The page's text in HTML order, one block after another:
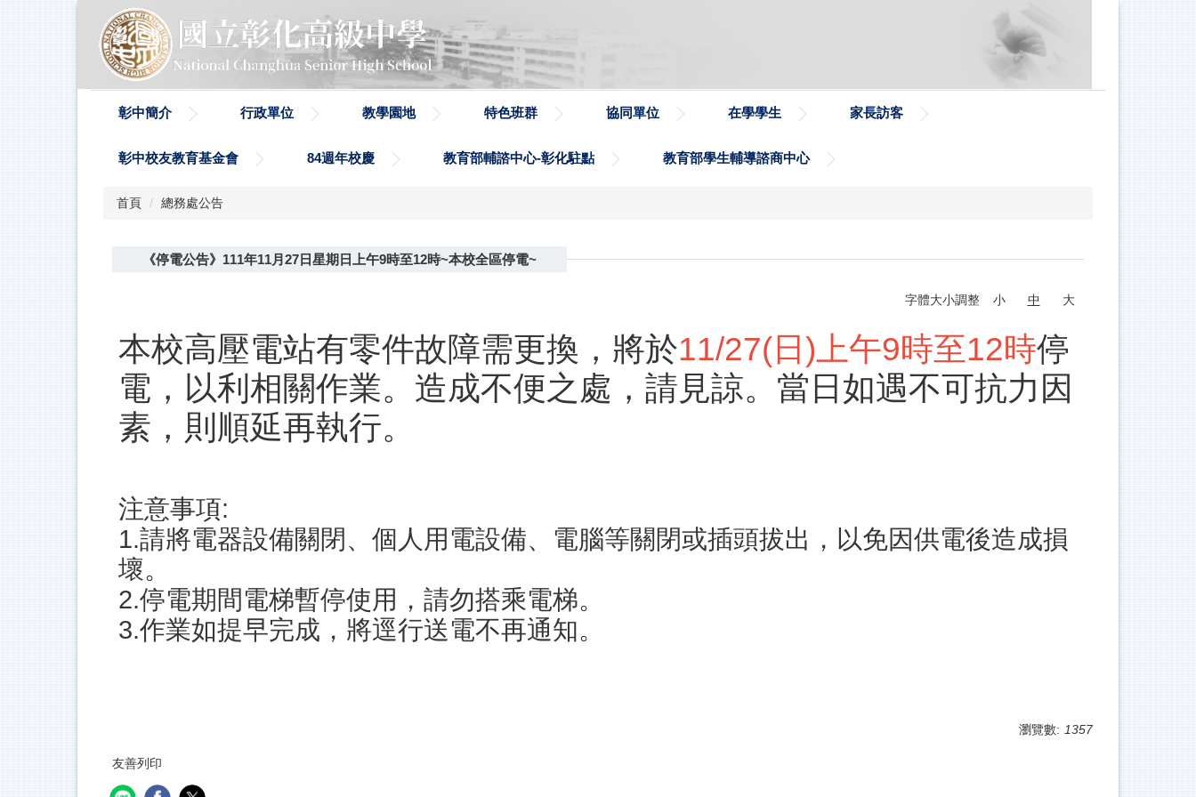
彰中簡介 行政單位 教學園地 特色班群 協同單位 在學學生 家長訪客
彰中校友教育基金會 84週年校慶 教育部輔諮中心-彰化駐點 教育部學生輔導諮商中心
首頁 總務處公告
《停電公告》111年11月27日星期日上午9時至12時~本校全區停電~
字體大小調整 小 中 大
本校高壓電站有零件故障需更換，將於11/27(日)上午9時至12時停
電，以利相關作業。造成不便之處，請見諒。當日如遇不可抗力因
素，則順延再執行。
注意事項:
1.請將電器設備關閉、個人用電設備、電腦等關閉或插頭拔出，以免因供電後造成損
壞。
2.停電期間電梯暫停使用，請勿搭乘電梯。
3.作業如提早完成，將逕行送電不再通知。
瀏覽數: 1357
友善列印